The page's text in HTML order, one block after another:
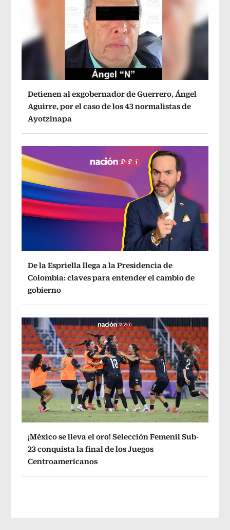
Detienen al exgobernador de Guerrero, Ángel
Aguirre, por el caso de los 43 normalistas de
Ayotzinapa
De la Espriella llega a la Presidencia de
Colombia: claves para entender el cambio de
gobierno
¡México se lleva el oro! Selección Femenil Sub-
23 conquista la final de los Juegos
Centroamericanos